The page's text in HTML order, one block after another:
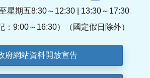
星期五8:30～12:30 | 13:30～17:30
：9:00～16:30）（國定假日除外）
府網站資料開放宣告